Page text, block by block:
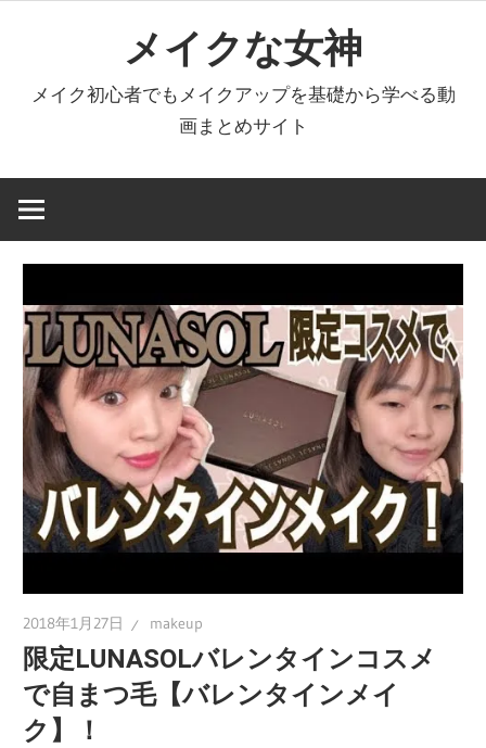
へ
キ
メイクな女神
メイク初心者でもメイクアップを基礎から学べる動
画まとめサイト
2018年1月27日 makeup
限定LUNASOLバレンタインコスメ
で自まつ毛【バレンタインメイ
ク】！